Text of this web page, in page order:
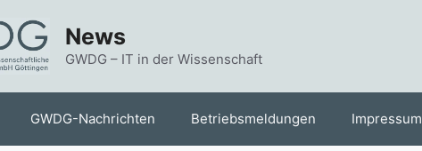
News
GWDG – IT in der Wissenschaft
GWDG-Nachrichten Betriebsmeldungen Impressum